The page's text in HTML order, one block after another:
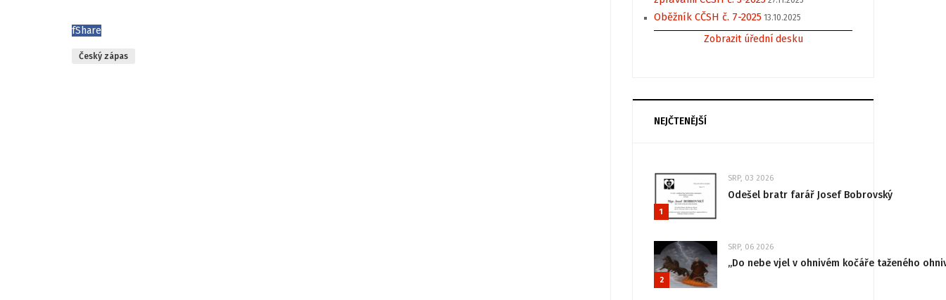
fShare
Český zápas
Oběžník CČSH č. 7-2025 13.10.2025
Zobrazit úřední desku
NEJČTENĚJŠÍ
1
SRP, 03 2026
Odešel bratr farář Josef Bobrovský
2
SRP, 06 2026
„Do nebe vjel v ohnivém kočáře taženého